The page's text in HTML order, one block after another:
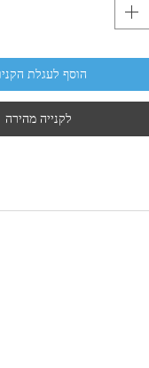
הוסף לעגלת
לקנייה מהירה